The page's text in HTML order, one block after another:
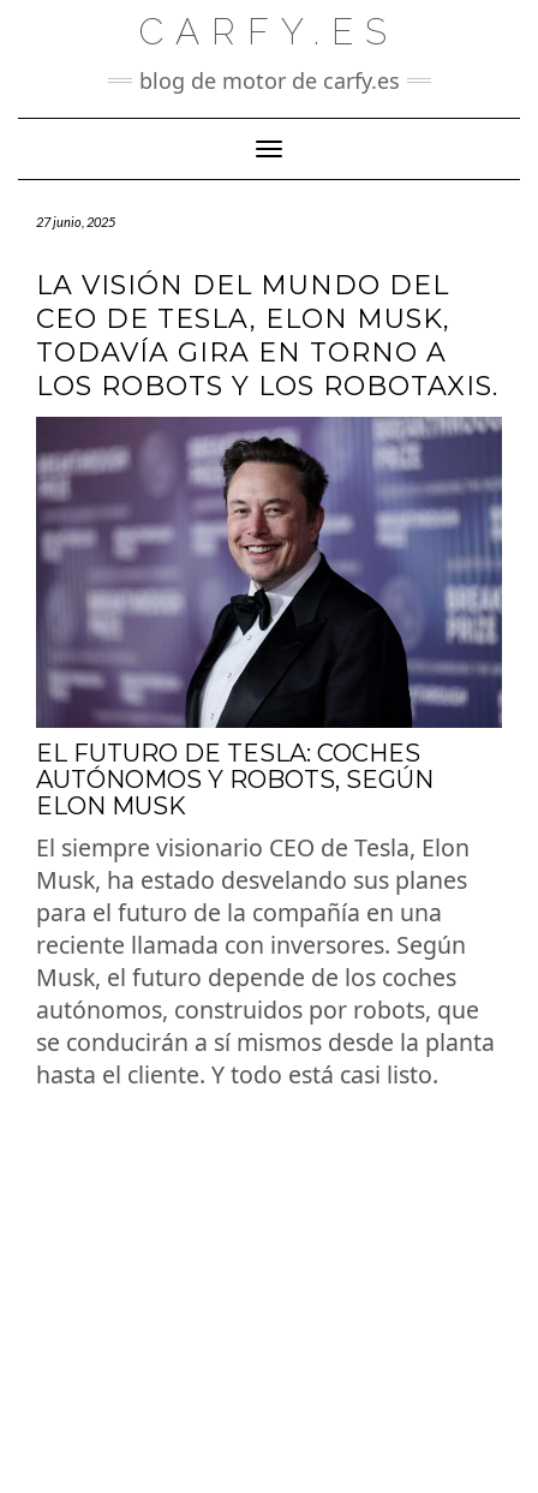
CARFY.ES
blog de motor de carfy.es
Cambiar modo de navegación
27 junio, 2025
LA VISIÓN DEL MUNDO DEL
CEO DE TESLA, ELON MUSK,
TODAVÍA GIRA EN TORNO A
LOS ROBOTS Y LOS ROBOTAXIS.
EL FUTURO DE TESLA: COCHES
AUTÓNOMOS Y ROBOTS, SEGÚN
ELON MUSK
El siempre visionario CEO de Tesla, Elon
Musk, ha estado desvelando sus planes
para el futuro de la compañía en una
reciente llamada con inversores. Según
Musk, el futuro depende de los coches
autónomos, construidos por robots, que
se conducirán a sí mismos desde la planta
hasta el cliente. Y todo está casi listo.